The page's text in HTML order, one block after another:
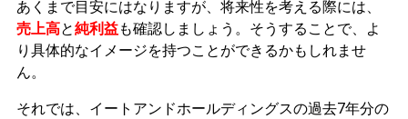
あくまで目安にはなりますが、将来性を考える際には、
売上高と純利益も確認しましょう。そうすることで、よ
り具体的なイメージを持つことができるかもしれませ
ん。
それでは、イートアンドホールディングスの過去7年分の